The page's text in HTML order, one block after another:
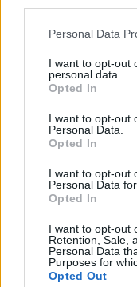
Please note that this
not limited to your
grant or deny
use your data for
consent section.
Personal Data
I want to opt-out
personal data.
Opted In
I want to opt-out
Personal Data.
Opted In
I want to opt-out
Personal Data
Opted In
I want to opt-out
Retention, Sale,
Personal Data
Purposes for
Opted Out
- Ebben az
címszerepe volt a
megmutassa
pillanatban
boldog. Amikor
sem úgy
magánélet segített
segített abban,
gondjaim.Georg
nyelvezete, nem
biztosan abban is
vannak. Érdekes
tűnik, sikerült.
- Korábbi sikeres